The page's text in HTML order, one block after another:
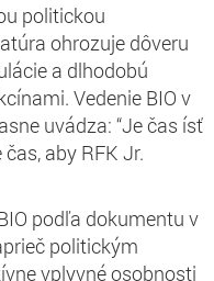
politickou
ohrozuje dôveru
a dlhodobú
Vedenie BIO v
uvádza: “Je čas ísť
aby RFK Jr.
podľa dokumentu v
politickým
vplyvné osobnosti